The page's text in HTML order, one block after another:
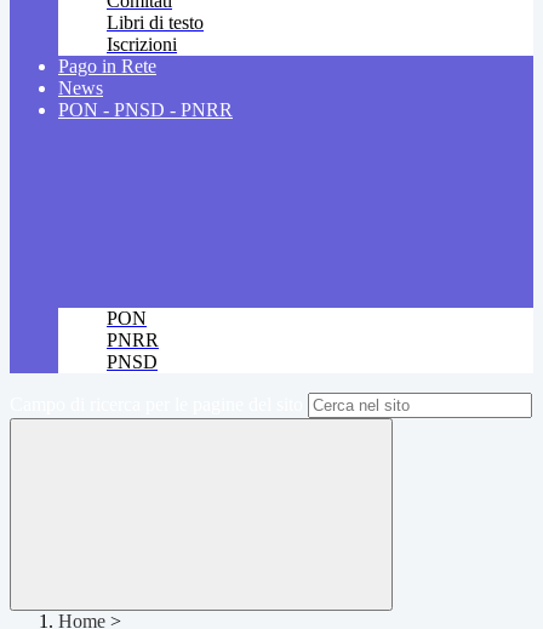
Libri di testo
Iscrizioni
Pago in Rete
News
PON - PNSD - PNRR
PON
PNRR
PNSD
Home >